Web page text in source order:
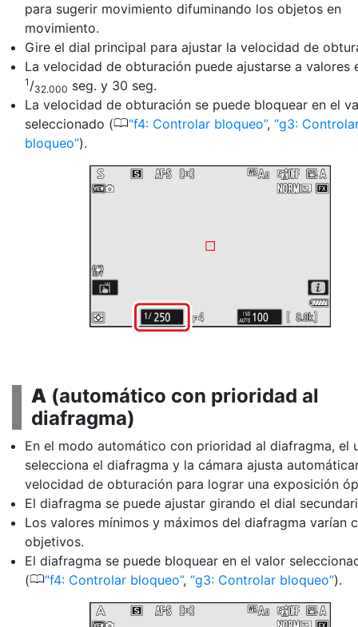
para sugerir movimiento difuminando los objetos en
movimiento.
Gire el dial principal para ajustar la velocidad de
La velocidad de obturación puede ajustarse a valores
1 /32.000 seg. y 30 seg.
La velocidad de obturación se puede bloquear en el
seleccionado (0 f4: Controlar bloqueo , g3:
bloqueo ).
A (automático con prioridad al
diafragma)
En el modo automático con prioridad al diafragma, el
selecciona el diafragma y la cámara ajusta
velocidad de obturación para lograr una exposición
El diafragma se puede ajustar girando el dial
Los valores mínimos y máximos del diafragma varían
objetivos.
El diafragma se puede bloquear en el valor
(0 f4: Controlar bloqueo , g3: Controlar bloqueo ).